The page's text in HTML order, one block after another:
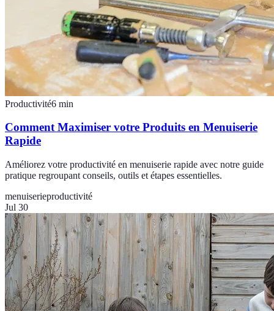
Productivité6 min
Comment Maximiser votre Produits en Menuiserie
Rapide
Améliorez votre productivité en menuiserie rapide avec notre guide
pratique regroupant conseils, outils et étapes essentielles.
menuiserieproductivité
Jul 30